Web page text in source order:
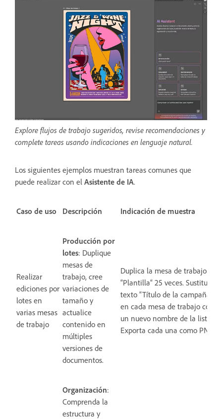
Explore flujos de trabajo sugeridos, revise recomendaciones y
complete tareas usando indicaciones en lenguaje natural.
Los siguientes ejemplos muestran tareas comunes que
puede realizar con el Asistente de IA.
Caso de uso Descripción Indicación de muestra
Realizar
ediciones por
lotes en
varias mesas
de trabajo
Producción por
lotes: Duplique
mesas de
trabajo, cree
variaciones de
tamaño y
actualice
contenido en
múltiples
versiones de
documentos.
Duplica la mesa de trabajo
“Plantilla“ 25 veces. Sustituye
texto “Título de la campaña”
en cada mesa de trabajo con
un nuevo nombre de la lista.
Exporta cada una como PNG
Organización:
Comprenda la
estructura y